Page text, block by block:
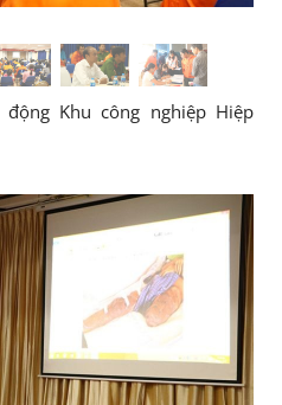
Khu công nghiệp Hiệp